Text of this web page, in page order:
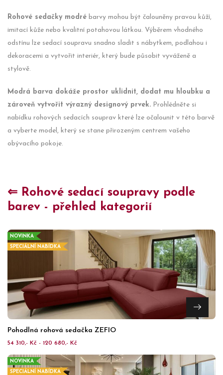
Rohové sedačky modré barvy mohou být čalouněny pravou kůží,
imitací kůže nebo kvalitní potahovou látkou. Výběrem vhodného
odstínu lze sedací soupravu snadno sladit s nábytkem, podlahou i
dekoracemi a vytvořit interiér, který bude působit vyváženě a
stylově.
Modrá barva dokáže prostor uklidnit, dodat mu hloubku a
zároveň vytvořit výrazný designový prvek. Prohlédněte si
nabídku rohových sedacích souprav které lze očalounit v této barvě
a vyberte model, který se stane přirozeným centrem vašeho
obývacího pokoje.
⇐ Rohové sedací soupravy podle
barev - přehled kategorií
NOVINKA
SPECIÁLNÍ NABÍDKA
Pohodlná rohová sedačka ZEFIO
54 310,- Kč - 120 680,- Kč
NOVINKA
SPECIÁLNÍ NABÍDKA